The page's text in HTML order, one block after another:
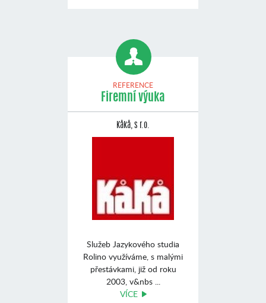
REFERENCE
Firemní výuka
Kåkå, s r.o.
Služeb Jazykového studia
Rolino využíváme, s malými
přestávkami, již od roku
2003, v&nbs ...
VÍCE